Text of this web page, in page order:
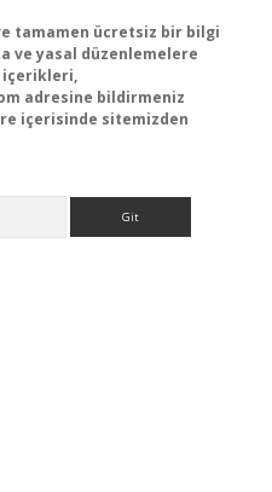
tamamen ücretsiz bir bilgi
ve yasal düzenlemelere
içerikleri,
adresine bildirmeniz
içerisinde sitemizden